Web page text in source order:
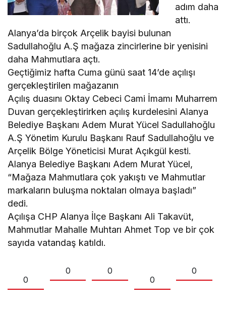
adım daha
attı.
Alanya’da birçok Arçelik bayisi bulunan
Sadullahoğlu A.Ş mağaza zincirlerine bir yenisini
daha Mahmutlara açtı.
Geçtiğimiz hafta Cuma günü saat 14’de açılışı
gerçekleştirilen mağazanın
Açılış duasını Oktay Cebeci Cami İmamı Muharrem
Duvan gerçekleştirirken açılış kurdelesini Alanya
Belediye Başkanı Adem Murat Yücel Sadullahoğlu
A.Ş Yönetim Kurulu Başkanı Rauf Sadullahoğlu ve
Arçelik Bölge Yöneticisi Murat Açıkgül kesti.
Alanya Belediye Başkanı Adem Murat Yücel,
“Mağaza Mahmutlara çok yakıştı ve Mahmutlar
markaların buluşma noktaları olmaya başladı”
dedi.
Açılışa CHP Alanya İlçe Başkanı Ali Takavüt,
Mahmutlar Mahalle Muhtarı Ahmet Top ve bir çok
sayıda vatandaş katıldı.
0
0
0
0
0